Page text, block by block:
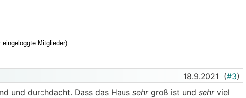
18.9.2021 (#3)
und durchdacht. Dass das Haus sehrgroß ist und sehrviel